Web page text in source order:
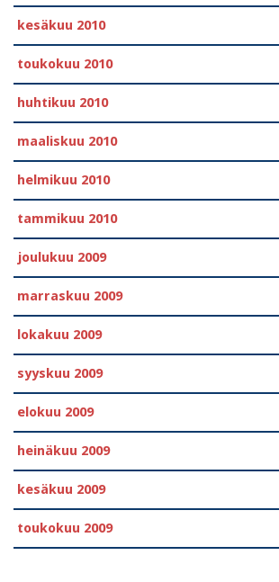
kesäkuu 2010
toukokuu 2010
huhtikuu 2010
maaliskuu 2010
helmikuu 2010
tammikuu 2010
joulukuu 2009
marraskuu 2009
lokakuu 2009
syyskuu 2009
elokuu 2009
heinäkuu 2009
kesäkuu 2009
toukokuu 2009